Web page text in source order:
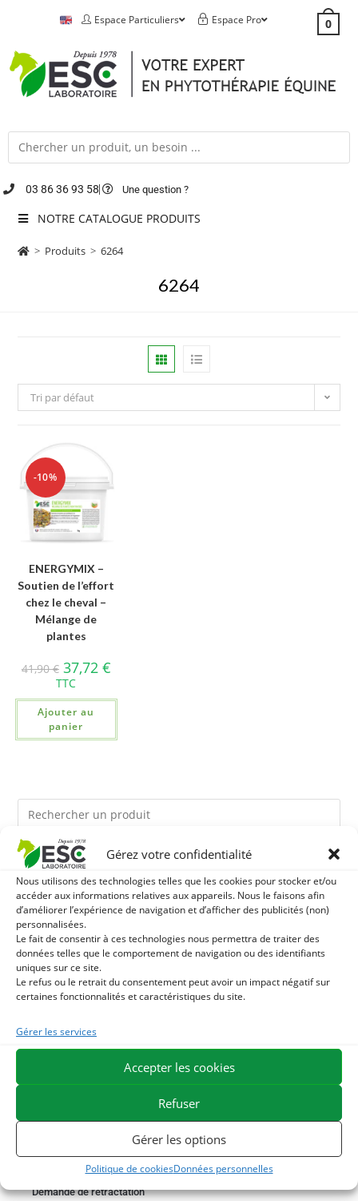
Gérez votre confidentialité
Nous utilisons des technologies telles que les cookies pour stocker et/ou
accéder aux informations relatives aux appareils. Nous le faisons afin
d’améliorer l’expérience de navigation et d’afficher des publicités (non)
personnalisées.
Le fait de consentir à ces technologies nous permettra de traiter des
données telles que le comportement de navigation ou des identifiants
uniques sur ce site.
Le refus ou le retrait du consentement peut avoir un impact négatif sur
certaines fonctionnalités et caractéristiques du site.
Gérer les services
Accepter les cookies
Refuser
Gérer les options
Politique de cookiesDonnées personnelles
Espace Particuliers Espace Pro 0
03 86 36 93 58 Une question ?
NOTRE CATALOGUE PRODUITS
> Produits > 6264
6264
Tri par défaut
-10%
ENERGYMIX –
Soutien de l’effort
chez le cheval –
Mélange de
plantes
41,90€ 37,72 €
TTC
Ajouter au
panier
Ils pourraient vous plaire
1 LEVURE ACTIVE + - PROBIOTIQUE CHEVAL - FLORE
INTESTINALE ET DIGESTION
2 HUILE DE CADE - ASSAINIT ET PROTÈGE LES SABOTS
DE L’HUMIDITÉ
3 TOURTEAU DE SOJA SANS OGM - APPORT EN
EXPÉDITION EN 48/72H
LIVRAISON OFFERTE EN FRANCE DÈS 75 €
PAIEMENT SÉCURISÉ
BESOIN D'AIDE ?
Un problème avec votre commande ?
Demande de rétractation